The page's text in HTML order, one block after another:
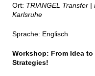
Ort: TRIANGEL Transfer
Karlsruhe
Sprache: Englisch
Workshop: From Idea
Strategies!